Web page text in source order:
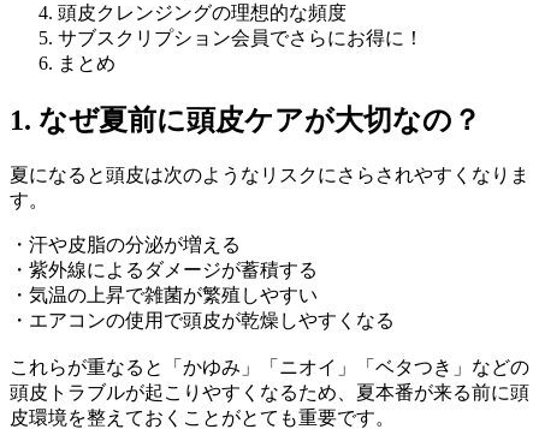
頭皮クレンジングの理想的な頻度
サブスクリプション会員でさらにお得に！
まとめ
1. なぜ夏前に頭皮ケアが大切なの？
夏になると頭皮は次のようなリスクにさらされやすくなりま
す。
・汗や皮脂の分泌が増える
・紫外線によるダメージが蓄積する
・気温の上昇で雑菌が繁殖しやすい
・エアコンの使用で頭皮が乾燥しやすくなる
これらが重なると「かゆみ」「ニオイ」「ベタつき」などの
頭皮トラブルが起こりやすくなるため、夏本番が来る前に頭
皮環境を整えておくことがとても重要です。